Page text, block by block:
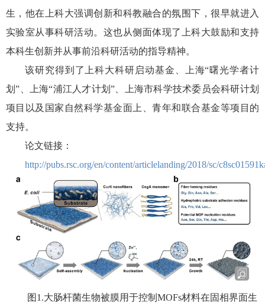
生，他在上科大强调创新和科教融合的氛围下，很早就进入
实验室从事科研活动。这也从侧面体现了上科大鼓励和支持
本科生创新并从事前沿科研活动的指导精神。
该研究得到了上科大科研启动基金、上海“曙光学者计
划”、上海“浦江人才计划”、上海市科学技术委员会科研计划
项目以及国家自然科学基金面上、青年和联合基金等项目的
支持。
论文链接：
http://pubs.rsc.org/en/content/articlelanding/2018/sc/
图1.大肠杆菌生物被膜用于控制MOFs材料在固相界面生